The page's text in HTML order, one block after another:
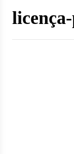
InfoMoney